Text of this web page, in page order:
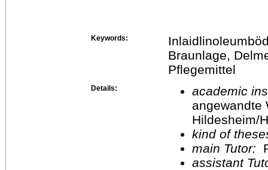
Keywords:
Braunlage,
Pflegemittel
Details:
academic
angewandte
Hildesheim/
kind of
main Tutor:
assistant